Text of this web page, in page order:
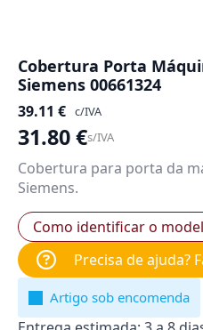
Cobertura Porta
Siemens 00661324
39.11 € c/IVA
31.80€s/IVA
Cobertura para porta da
Siemens.
Como identificar o
Precisa de ajuda?
Artigo sob encomenda